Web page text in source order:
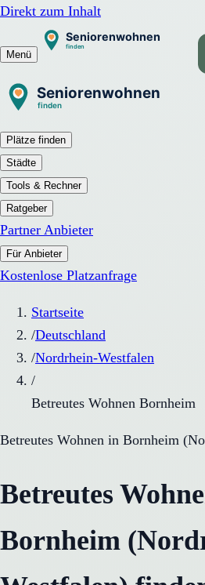
Direkt zum Inhalt
Menü
Plätze finden
Städte
Tools & Rechner
Ratgeber
Partner Anbieter
Für Anbieter
Kostenlose Platzanfrage
Startseite
/Deutschland
/Nordrhein-Westfalen
/
Betreutes Wohnen Bornheim
Betreutes Wohnen in Bornheim (
Betreutes
Bornheim